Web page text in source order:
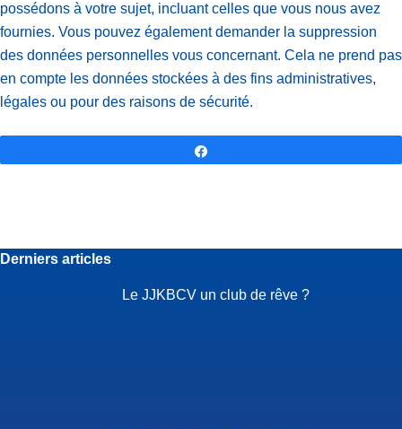
possédons à votre sujet, incluant celles que vous nous avez
fournies. Vous pouvez également demander la suppression
des données personnelles vous concernant. Cela ne prend pas
en compte les données stockées à des fins administratives,
légales ou pour des raisons de sécurité.
Derniers articles
Le JJKBCV un club de rêve ?